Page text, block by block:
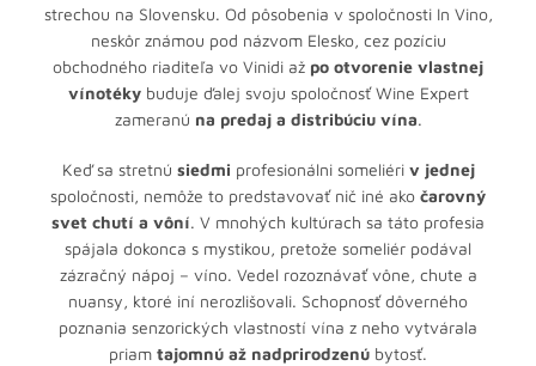
strechou na Slovensku. Od pôsobenia v spoločnosti In Vino,
neskôr známou pod názvom Elesko, cez pozíciu
obchodného riaditeľa vo Vinidi až po otvorenie vlastnej
vínotékybuduje ďalej svoju spoločnosť Wine Expert
zameranú na predaj a distribúciu vína.
Keď sa stretnú siedmi profesionálni someliéri v jednej
spoločnosti, nemôže to predstavovať nič iné ako čarovný
svet chutí a vôní. V mnohých kultúrach sa táto profesia
spájala dokonca s mystikou, pretože someliér podával
zázračný nápoj – víno. Vedel rozoznávať vône, chute a
nuansy, ktoré iní nerozlišovali. Schopnosť dôverného
poznania senzorických vlastností vína z neho vytvárala
priam tajomnú až nadprirodzenú bytosť.